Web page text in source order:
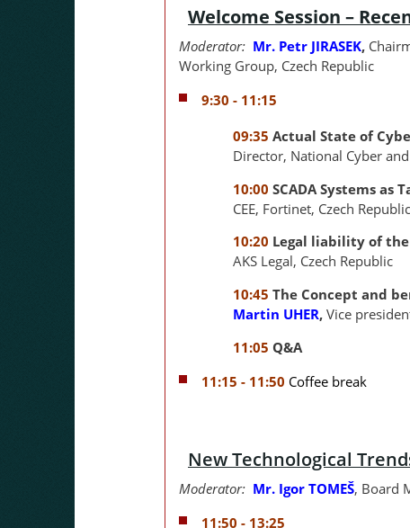
Welcome Session –
Moderator: Mr. Petr JIRASEK,
Working Group, Czech Republic
9:30 - 11:15
09:35 Actual State of
Director, National Cyber
10:00 SCADA Systems as
CEE, Fortinet, Czech Republic
10:20 Legal liability of
AKS Legal, Czech Republic
10:45 The Concept and
Martin UHER, Vice
11:05 Q&A
11:15 - 11:50 Coffee break
New Technological
Moderator: Mr. Igor TOMEŠ, Board
11:50 - 13:25